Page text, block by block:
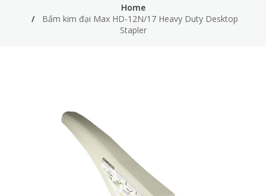
Home
Bấm kim đại Max HD-12N/17 Heavy Duty Desktop
Stapler